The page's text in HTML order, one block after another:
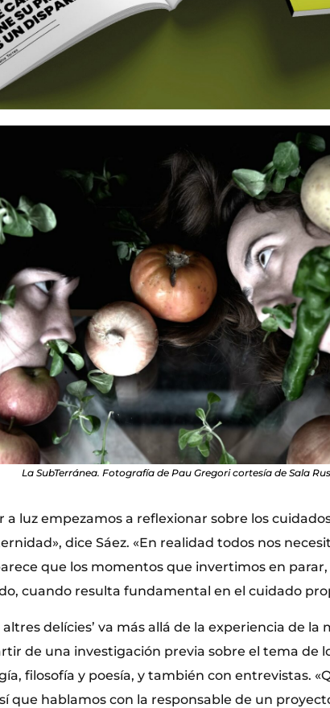
La SubTerránea. Fotografía de Pau Gregori cortesía de Sala
a luz empezamos a reflexionar sobre los
dice Sáez. «En realidad todos nos
que los momentos que invertimos en
cuando resulta fundamental en el cuidado
altres delícies’ va más allá de la experiencia de la
de una investigación previa sobre el tema de
filosofía y poesía, y también con entrevistas.
que hablamos con la responsable de un